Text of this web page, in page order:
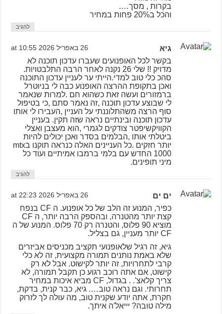
בקרות , מסך….
והכל ב20% פחות במחיר
להגיב
גיא 26 באפריל 2026 at 10:55
בקשר לכל האופנועים שעברו עדכון תוכנה לא
מדויק !! שלי 26 נקנה לאחר הרבה התלבטויות.
סהכ כלי טוב למדי.הייתי ער לעניין עדכון התוכנה
ואכן בתקופת ההרצה האופנוע כבה לי בניוטרל
ברמזורים ועשה זאת כשהוא חם .למרות שנאמר
לי שבוצע עדכון תוכנה ,זה נאמר סתם ,כי בטיפול
סוף הרצה משהתלוננתי על העניין ,העבירו לי אותו
עדכון תוכנה ובינתיים נראה שזה תקין. בעניין
הקוויקשיפטר צודקים לגמרי ,הוא מעצבן ואצלי
ביטלתי אותו ,הבלמים בסדר ואכן יכולים להיות
יותר חזקים .כל העניינים האלה כנראה תוקנו בmtx
1000 החדש עם בלמי ברמבו אמיתיים ועוד כל
מיני תופינים.
להגיב
ים ים 26 באפריל 2026 at 22:23
כפיר, המנוע זה הלב של כל אופנוע. ה CF בנפח
קצת יותר מהטנרה, ובהספק הרבה יותר, ה CF
מוציא 90 פלוס, והטנרה רק 70 פלוס. המנוע של ה
CF יותר מעניין, גם בצליל.
גיא, זה רגיל שלאופנועי תקציב מכניסים אביזרים
שלא באמת נותנים תמורה מקצועית, זה לא כלי
קרבי לתחרויות, זה יותר לקישוט. אבל לא רק
קישוט, אם אתה רוכב רגוע כן תקבל תמורה, לא
צריך קלאצ'. . בגדול, CF מביא איכות במחיר
תחרותי. וגם נראה טוב…. גיא, כבר קנית, בדקת,
חקרת, אתה יודע שקנית טוב, מה עולה לך לזרוק
מילה טובה? יייאל'ה איתך.